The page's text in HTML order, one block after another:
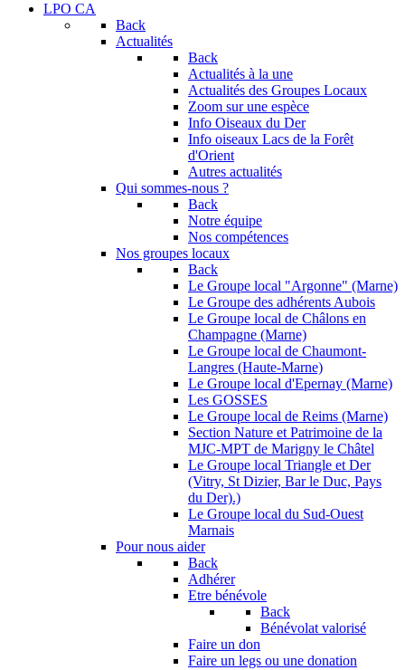
LPO CA
Back
Actualités
Back
Actualités à la une
Actualités des Groupes Locaux
Zoom sur une espèce
Info Oiseaux du Der
Info oiseaux Lacs de la Forêt
d'Orient
Autres actualités
Qui sommes-nous ?
Back
Notre équipe
Nos compétences
Nos groupes locaux
Back
Le Groupe local "Argonne" (Marne)
Le Groupe des adhérents Aubois
Le Groupe local de Châlons en
Champagne (Marne)
Le Groupe local de Chaumont-
Langres (Haute-Marne)
Le Groupe local d'Epernay (Marne)
Les GOSSES
Le Groupe local de Reims (Marne)
Section Nature et Patrimoine de la
MJC-MPT de Marigny le Châtel
Le Groupe local Triangle et Der
(Vitry, St Dizier, Bar le Duc, Pays
du Der).)
Le Groupe local du Sud-Ouest
Marnais
Pour nous aider
Back
Adhérer
Etre bénévole
Back
Bénévolat valorisé
Faire un don
Faire un legs ou une donation